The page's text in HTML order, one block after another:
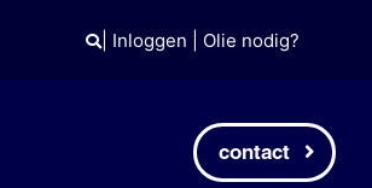
| Inloggen Olie nodig?
contact